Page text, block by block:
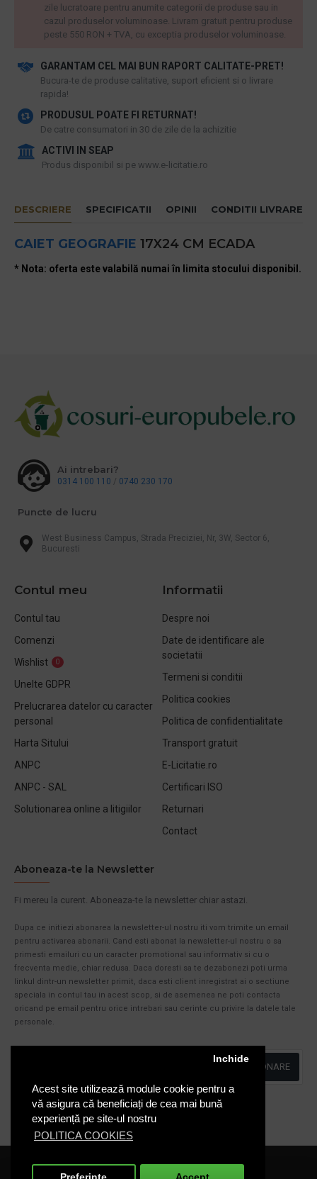
Acest site utilizează module cookie pentru a
vă asigura că beneficiați de cea mai bună
experiență pe site-ul nostru
POLITICA COOKIES
Inchide
GARANTAM CEL MAI BUN RAPORT CALITATE-PRET!
​Bucura-te de produse calitative, suport eficient si o livrare
rapida!
PRODUSUL POATE FI RETURNAT!
De catre consumatori in 30 de zile de la achizitie
ACTIVI IN SEAP
Produs disponibil si pe www.e-licitatie.ro
zile lucratoare pentru anumite categorii de produse sau in
cazul produselor voluminoase. Livram gratuit pentru produse
peste 550 RON + TVA, cu exceptia produselor voluminoase.
DESCRIERE SPECIFICATII OPINII CONDITII LIVRARE
CAIET GEOGRAFIE 17X24 CM ECADA
* Nota: oferta este valabilă numai în limita stocului disponibil.
Ai intrebari?
0314 100 110 / 0740 230 170
Puncte de lucru
West Business Campus, Strada Preciziei, Nr, 3W, Sector 6,
Bucuresti
Contul meu
Contul tau
Comenzi
Wishlist
0
Unelte GDPR
Prelucrarea datelor cu caracter
personal
Harta Sitului
ANPC
ANPC - SAL
Solutionarea online a litigiilor
Informatii
Despre noi
Date de identificare ale
societatii
Termeni si conditii
Politica cookies
Politica de confidentialitate
Transport gratuit
E-Licitatie.ro
Certificari ISO
Returnari
Contact
Aboneaza-te la Newsletter
Fi mereu la curent. Aboneaza-te la newsletter chiar astazi.
Dupa ce initiezi abonarea la newsletter-ul nostru iti vom trimite un email
pentru activarea abonarii. Cand esti abonat la newsletter-ul nostru o sa
primesti emailuri cu un caracter promotional sau informativ si cu o
frecventa medie, chiar redusa. Daca doresti sa te dezabonezi poti urma
linkul dintr-un newsletter primit, daca esti client inregistrat ai o sectiune
speciala in contul tau in acest scop, si de asemenea ne poti contacta
oricand pe email pentru orice intrebari sau cerinte cu privire la datele tale
personale.
ABONARE
Am citit şi sunt de acord cu Politica de Confidentialitate
Cosuri-Europubele.ro © 2020